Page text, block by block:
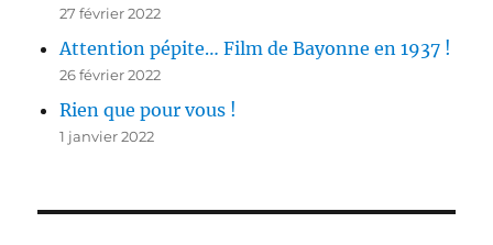
27 février 2022
Attention pépite… Film de Bayonne en 1937 !
26 février 2022
Rien que pour vous !
1 janvier 2022